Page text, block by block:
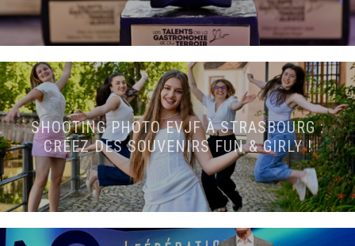
SHOOTING PHOTO EVJF À STRASBOURG :
CRÉEZ DES SOUVENIRS FUN & GIRLY !